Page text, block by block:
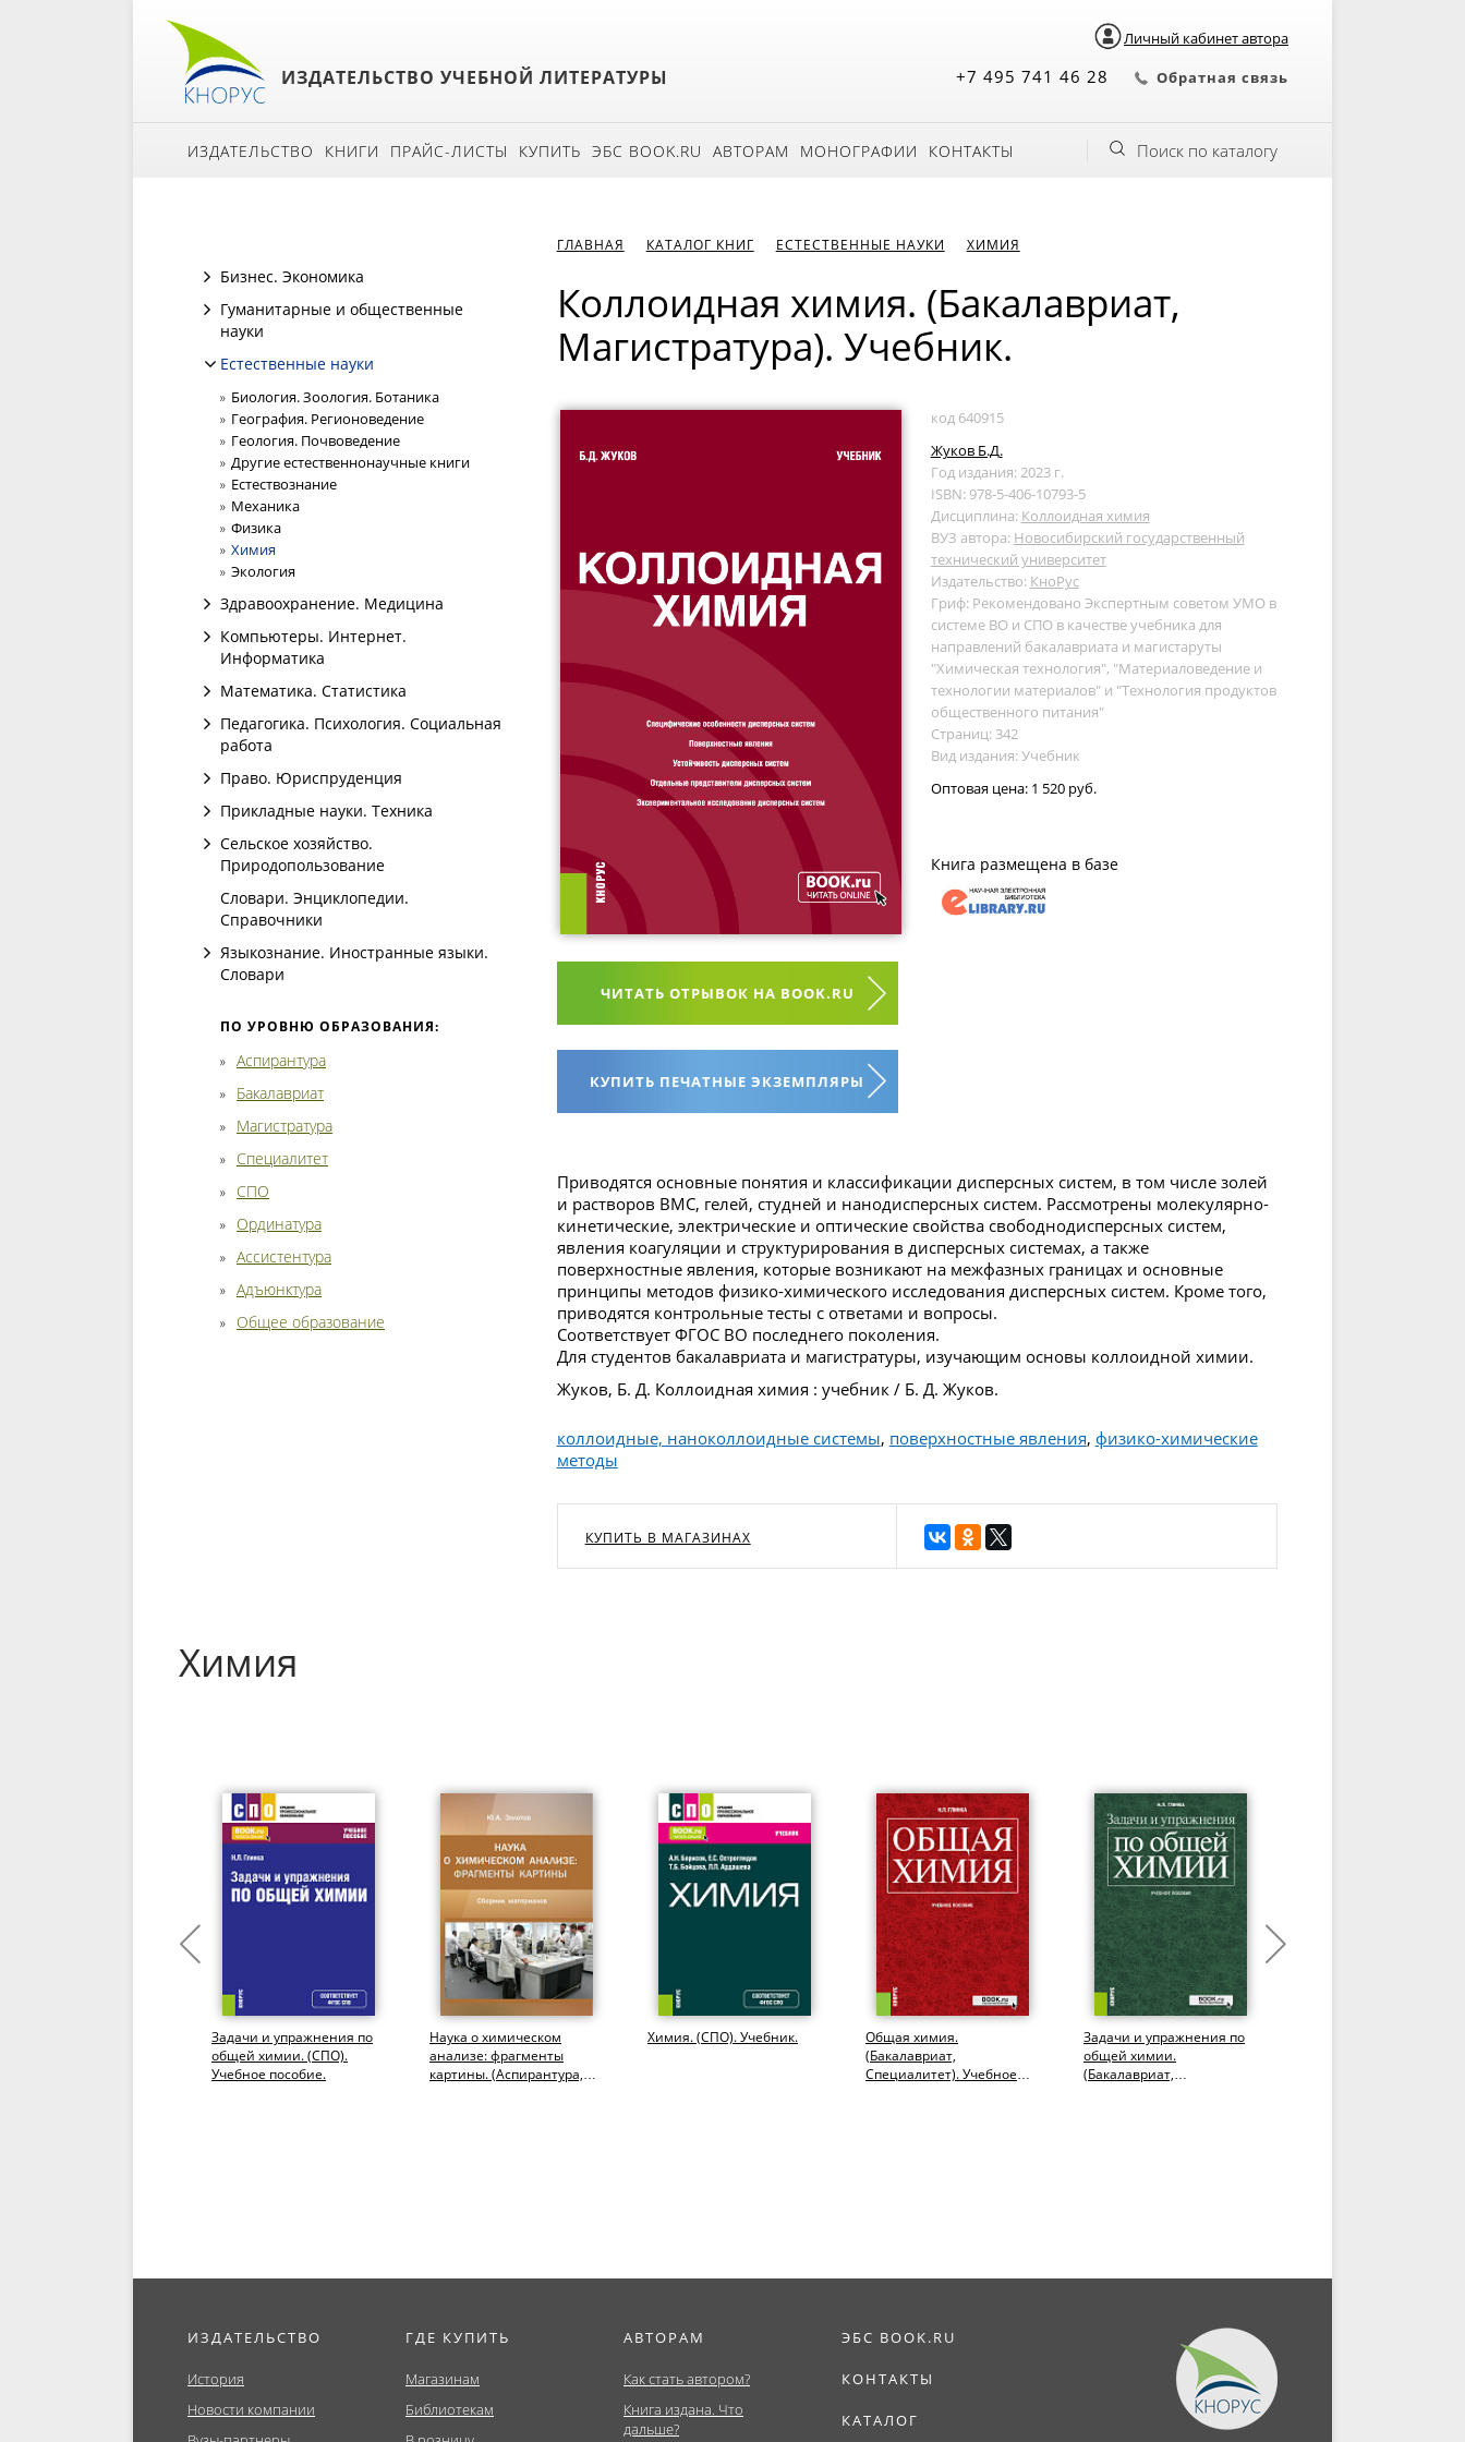
Личный кабинет автора
ИЗДАТЕЛЬСТВО УЧЕБНОЙ ЛИТЕРАТУРЫ +7 495 741 46 28 Обратная связь
ИЗДАТЕЛЬСТВО КНИГИ ПРАЙС-ЛИСТЫ КУПИТЬ ЭБС BOOK.RU АВТОРАМ МОНОГРАФИИ КОНТАКТЫ Поиск по каталогу
Бизнес. Экономика
Гуманитарные и общественные
науки
Естественные науки
Биология. Зоология. Ботаника
География. Регионоведение
Геология. Почвоведение
Другие естественнонаучные книги
Естествознание
Механика
Физика
Химия
Экология
Здравоохранение. Медицина
Компьютеры. Интернет.
Информатика
Математика. Статистика
Педагогика. Психология. Социальная
работа
Право. Юриспруденция
Прикладные науки. Техника
Сельское хозяйство.
Природопользование
Словари. Энциклопедии.
Справочники
Языкознание. Иностранные языки.
Словари
ПО УРОВНЮ ОБРАЗОВАНИЯ:
Аспирантура
Бакалавриат
Магистратура
Специалитет
СПО
Ординатура
Ассистентура
Адъюнктура
Общее образование
ГЛАВНАЯ КАТАЛОГ КНИГ ЕСТЕСТВЕННЫЕ НАУКИ ХИМИЯ
Коллоидная химия. (Бакалавриат,
Магистратура). Учебник.
ЧИТАТЬ ОТРЫВОК НА BOOK.RU
КУПИТЬ ПЕЧАТНЫЕ ЭКЗЕМПЛЯРЫ
код 640915
Жуков Б.Д.
Год издания: 2023 г.
ISBN: 978-5-406-10793-5
Дисциплина: Коллоидная химия
ВУЗ автора: Новосибирский государственный
технический университет
Издательство: КноРус
Гриф: Рекомендовано Экспертным советом УМО в
системе ВО и СПО в качестве учебника для
направлений бакалавриата и магистаруты
"Химическая технология", "Материаловедение и
технологии материалов" и "Технология продуктов
общественного питания"
Страниц: 342
Вид издания: Учебник
Оптовая цена: 1 520 руб.
Книга размещена в базе
Приводятся основные понятия и классификации дисперсных систем, в том числе золей
и растворов ВМС, гелей, студней и нанодисперсных систем. Рассмотрены молекулярно-
кинетические, электрические и оптические свойства свободнодисперсных систем,
явления коагуляции и структурирования в дисперсных системах, а также
поверхностные явления, которые возникают на межфазных границах и основные
принципы методов физико-химического исследования дисперсных систем. Кроме того,
приводятся контрольные тесты с ответами и вопросы.
Соответствует ФГОС ВО последнего поколения.
Для студентов бакалавриата и магистратуры, изучающим основы коллоидной химии.
Жуков, Б. Д. Коллоидная химия : учебник / Б. Д. Жуков.
коллоидные, наноколлоидные системы, поверхностные явления, физико-химические
методы
КУПИТЬ В МАГАЗИНАХ
Химия
Задачи и упражнения по
общей химии. (СПО).
Учебное пособие.
Наука о химическом
анализе: фрагменты
картины. (Аспирантура,
Химия. (СПО). Учебник.
Общая химия.
(Бакалавриат,
Специалитет). Учебное
Задачи и упражнения по
общей химии.
(Бакалавриат,
ИЗДАТЕЛЬСТВО
История
Новости компании
ГДЕ КУПИТЬ
Магазинам
Библиотекам
АВТОРАМ
Как стать автором?
Книга издана. Что
дальше?
ЭБС BOOK.RU
КОНТАКТЫ
КАТАЛОГ